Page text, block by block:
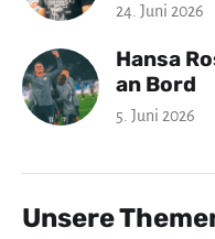
24. Juni 2026
Hansa
an Bord
5. Juni 2026
Unsere